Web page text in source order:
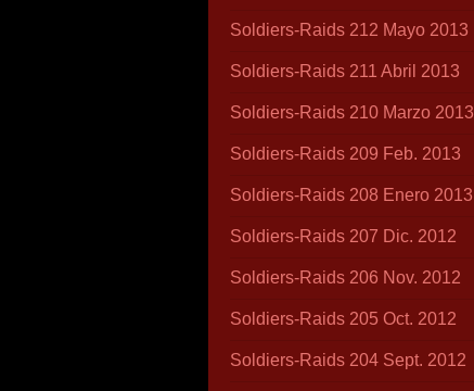
Soldiers-Raids 212 Mayo 2013
Soldiers-Raids 211 Abril 2013
Soldiers-Raids 210 Marzo 2013
Soldiers-Raids 209 Feb. 2013
Soldiers-Raids 208 Enero 2013
Soldiers-Raids 207 Dic. 2012
Soldiers-Raids 206 Nov. 2012
Soldiers-Raids 205 Oct. 2012
Soldiers-Raids 204 Sept. 2012